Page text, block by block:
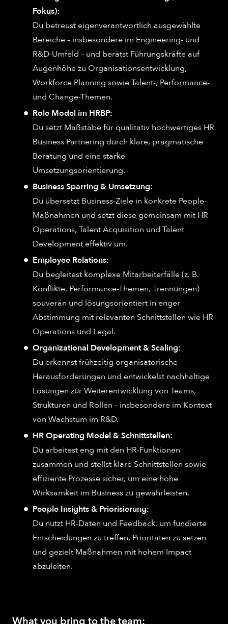
Fokus):
Du betreust eigenverantwortlich ausgewählte
Bereiche – insbesondere im Engineering- und
R&D-Umfeld – und berätst Führungskräfte auf
Augenhöhe zu Organisationsentwicklung,
Workforce Planning sowie Talent-, Performance-
und Change-Themen.
Role Model im HRBP:
Du setzt Maßstäbe für qualitativ hochwertiges HR
Business Partnering durch klare, pragmatische
Beratung und eine starke
Umsetzungsorientierung.
Business Sparring & Umsetzung:
Du übersetzt Business-Ziele in konkrete People-
Maßnahmen und setzt diese gemeinsam mit HR
Operations, Talent Acquisition und Talent
Development effektiv um.
Employee Relations:
Du begleitest komplexe Mitarbeiterfälle (z. B.
Konflikte, Performance-Themen, Trennungen)
souverän und lösungsorientiert in enger
Abstimmung mit relevanten Schnittstellen wie HR
Operations und Legal.
Organizational Development & Scaling:
Du erkennst frühzeitig organisatorische
Herausforderungen und entwickelst nachhaltige
Lösungen zur Weiterentwicklung von Teams,
Strukturen und Rollen – insbesondere im Kontext
von Wachstum im R&D.
HR Operating Model & Schnittstellen:
Du arbeitest eng mit den HR-Funktionen
zusammen und stellst klare Schnittstellen sowie
effiziente Prozesse sicher, um eine hohe
Wirksamkeit im Business zu gewährleisten.
People Insights & Priorisierung:
Du nutzt HR-Daten und Feedback, um fundierte
Entscheidungen zu treffen, Prioritäten zu setzen
und gezielt Maßnahmen mit hohem Impact
abzuleiten.